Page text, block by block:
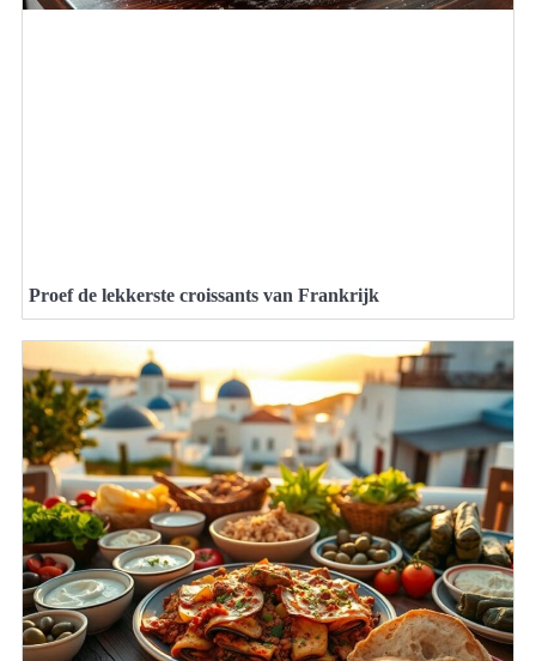
Proef de lekkerste croissants van Frankrijk